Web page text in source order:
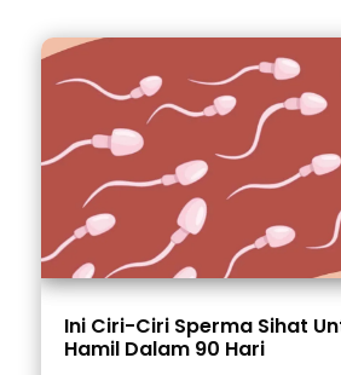
Ini Ciri-Ciri Sperma Sihat
Hamil Dalam 90 Hari